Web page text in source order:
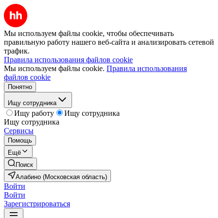
Мы используем файлы cookie, чтобы обеспечивать
правильную работу нашего веб-сайта и анализировать сетевой
трафик.
Правила использования файлов cookie
Мы используем файлы cookie. Правила использования
файлов cookie
Понятно
Ищу сотрудника
Ищу работу
Ищу сотрудника
Ищу сотрудника
Сервисы
Помощь
Ещё
Поиск
Алабино (Московская область)
Войти
Войти
Зарегистрироваться